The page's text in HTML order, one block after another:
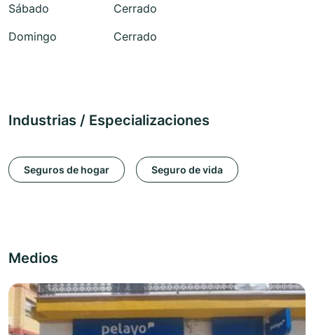
Sábado
Cerrado
Domingo
Cerrado
Industrias / Especializaciones
Seguros de hogar Seguro de vida
Medios